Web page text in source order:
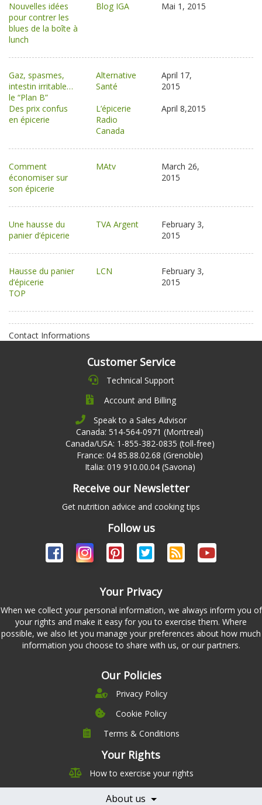
Nouvelles idées
pour contrer les
blues de la boîte à
lunch
Blog IGA Mai 1, 2015
Gaz, spasmes,
intestin irritable…
le “Plan B”
Alternative
Santé
April 17,
2015
Des prix confus
en épicerie
L’épicerie
Radio
Canada
April 8,2015
Comment
économiser sur
son épicerie
MAtv
March 26,
2015
Une hausse du
panier d’épicerie
TVA Argent
February 3,
2015
Hausse du panier
d’épicerie
LCN
February 3,
2015
TOP
Contact Informations
Customer Service
Technical Support
Account and Billing
Speak to a Sales Advisor
Canada: 514-564-0971 (Montreal)
Canada/USA: 1-855-382-0835 (toll-free)
France: 04 85.88.02.68 (Grenoble)
Italia: 019 910.00.04 (Savona)
Receive our Newsletter
Get nutrition advice and cooking tips
Follow us
Your Privacy
When we collect your personal information, we always inform you of
your rights and make it easy for you to exercise them. Where
possible, we also let you manage your preferences about how much
information you choose to share with us, or our partners.
Our Policies
Privacy Policy
Cookie Policy
Terms & Conditions
Your Rights
How to exercise your rights
About us
Company
Leadership
Careers
Contact Us
Pricing
Features
Testimonials